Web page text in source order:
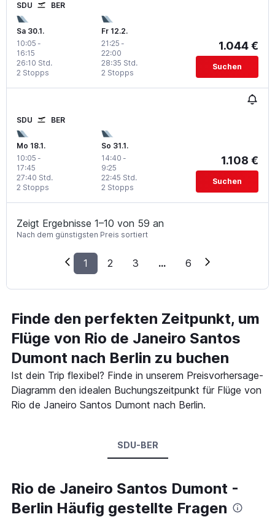
SDU BER
Sa 30.1.
10:05 -
16:15
2 Stopps
26:10 Std.
Fr 12.2.
21:25 -
22:00
2 Stopps
28:35 Std.
1.044 €
Suchen
SDU BER
Mo 18.1.
10:05 -
17:45
2 Stopps
27:40 Std.
So 31.1.
14:40 -
9:25
2 Stopps
22:45 Std.
1.108 €
Suchen
Zeigt Ergebnisse 1–10 von 59 an
Nach dem günstigsten Preis sortiert
1 2 3 ... 6
Finde den perfekten Zeitpunkt, um
Flüge von Rio de Janeiro Santos
Dumont nach Berlin zu buchen
Ist dein Trip flexibel? Finde in unserem Preisvorhersage-
Diagramm den idealen Buchungszeitpunkt für Flüge von
Rio de Janeiro Santos Dumont nach Berlin.
SDU-BER
Rio de Janeiro Santos Dumont -
Berlin Häufig gestellte Fragen